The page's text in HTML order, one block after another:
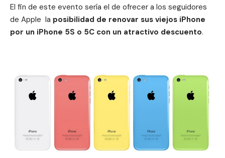
El fin de este evento sería el de ofrecer a los seguidores
de Apple la posibilidad de renovar sus viejos iPhone
por un iPhone 5S o 5C con un atractivo descuento.